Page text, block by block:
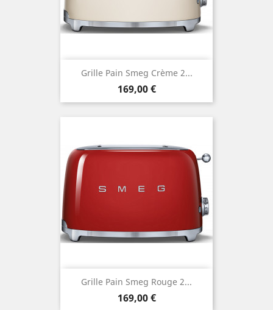
Grille Pain Smeg Crème 2...
Prix
169,00 €
Grille Pain Smeg Rouge 2...
Prix
169,00 €